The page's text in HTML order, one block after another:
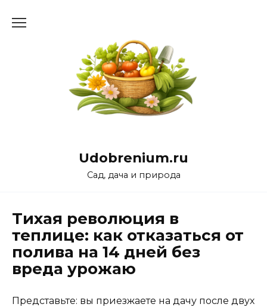
Udobrenium.ru
Сад, дача и природа
Тихая революция в
теплице: как отказаться от
полива на 14 дней без
вреда урожаю
Представьте: вы приезжаете на дачу после двух